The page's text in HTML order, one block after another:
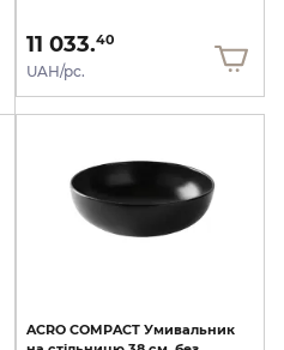
11 033.40
UAH/pc.
ACRO COMPACT Умивальник